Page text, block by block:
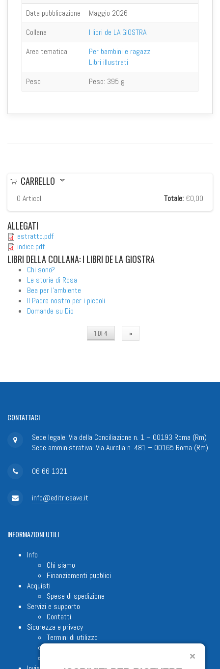
Data pubblicazione
Maggio 2026
Collana
I libri de LA GIOSTRA
Area tematica
Per bambini e ragazzi
Libri illustrati
Peso
Peso: 395 g
CARRELLO
0 Articoli Totale: €0,00
ALLEGATI
estratto.pdf
indice.pdf
LIBRI DELLA COLLANA: I LIBRI DE LA GIOSTRA
Chi sono?
Le storie di Rosa
Bea per l'ambiente
Il Padre nostro per i piccoli
Domande su Dio
1 DI 4 »
CONTATTACI
Sede legale: Via della Conciliazione n. 1 – 00193 Roma (Rm)
Sede amministrativa: Via Aurelia n. 481 – 00165 Roma (Rm)
06 66 1321
info@editriceave.it
INFORMAZIONIUTILI
Info
Chi siamo
Finanziamenti pubblici
Acquisti
Spese di spedizione
Servizi e supporto
Contatti
Sicurezza e privacy
Termini di utilizzo